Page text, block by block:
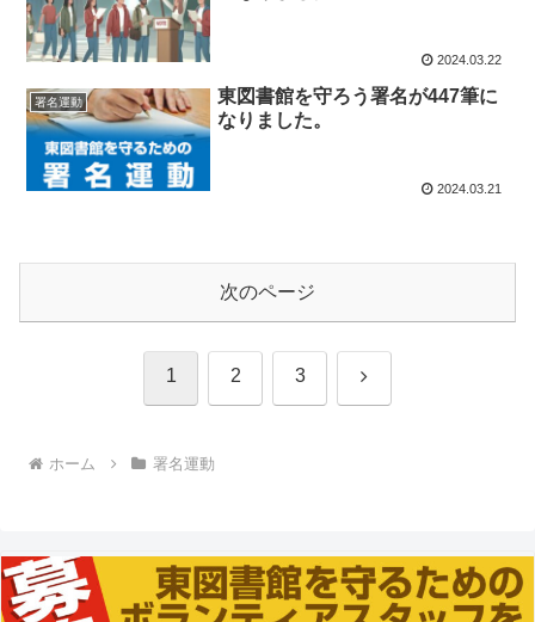
2024.03.22
署名運動
東図書館を守ろう署名が447筆に
なりました。
2024.03.21
次のページ
1 2 3 次
ホーム 署名運動